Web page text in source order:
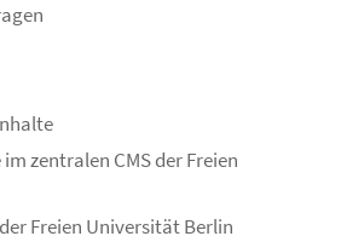
zentralen CMS der Freien
Freien Universität Berlin